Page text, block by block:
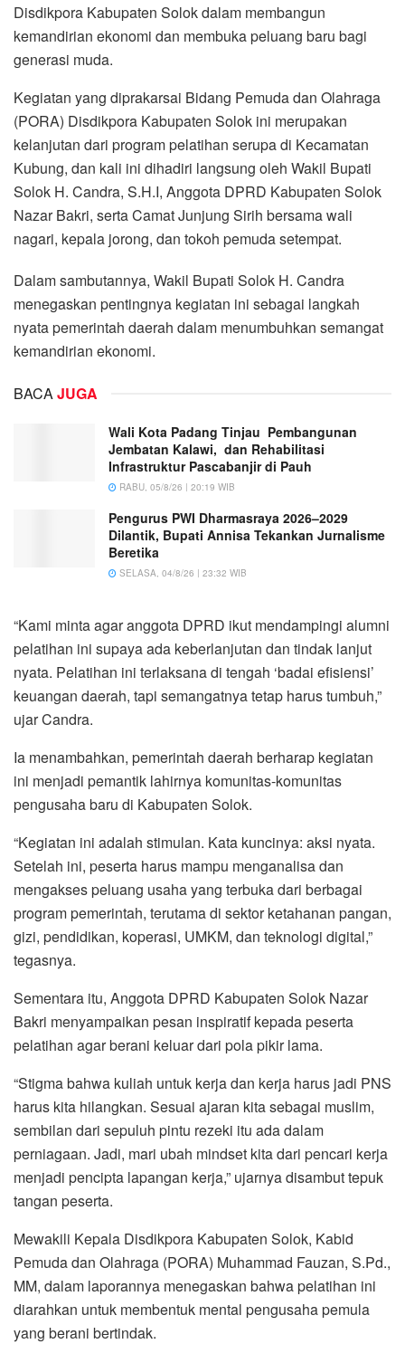
Disdikpora Kabupaten Solok dalam membangun
kemandirian ekonomi dan membuka peluang baru bagi
generasi muda.
Kegiatan yang diprakarsai Bidang Pemuda dan Olahraga
(PORA) Disdikpora Kabupaten Solok ini merupakan
kelanjutan dari program pelatihan serupa di Kecamatan
Kubung, dan kali ini dihadiri langsung oleh Wakil Bupati
Solok H. Candra, S.H.I, Anggota DPRD Kabupaten Solok
Nazar Bakri, serta Camat Junjung Sirih bersama wali
nagari, kepala jorong, dan tokoh pemuda setempat.
Dalam sambutannya, Wakil Bupati Solok H. Candra
menegaskan pentingnya kegiatan ini sebagai langkah
nyata pemerintah daerah dalam menumbuhkan semangat
kemandirian ekonomi.
BACAJUGA
Wali Kota Padang Tinjau Pembangunan
Jembatan Kalawi, dan Rehabilitasi
Infrastruktur Pascabanjir di Pauh
RABU, 05/8/26 | 20:19 WIB
Pengurus PWI Dharmasraya 2026–2029
Dilantik, Bupati Annisa Tekankan Jurnalisme
Beretika
SELASA, 04/8/26 | 23:32 WIB
“Kami minta agar anggota DPRD ikut mendampingi alumni
pelatihan ini supaya ada keberlanjutan dan tindak lanjut
nyata. Pelatihan ini terlaksana di tengah ‘badai efisiensi’
keuangan daerah, tapi semangatnya tetap harus tumbuh,”
ujar Candra.
Ia menambahkan, pemerintah daerah berharap kegiatan
ini menjadi pemantik lahirnya komunitas-komunitas
pengusaha baru di Kabupaten Solok.
“Kegiatan ini adalah stimulan. Kata kuncinya: aksi nyata.
Setelah ini, peserta harus mampu menganalisa dan
mengakses peluang usaha yang terbuka dari berbagai
program pemerintah, terutama di sektor ketahanan pangan,
gizi, pendidikan, koperasi, UMKM, dan teknologi digital,”
tegasnya.
Sementara itu, Anggota DPRD Kabupaten Solok Nazar
Bakri menyampaikan pesan inspiratif kepada peserta
pelatihan agar berani keluar dari pola pikir lama.
“Stigma bahwa kuliah untuk kerja dan kerja harus jadi PNS
harus kita hilangkan. Sesuai ajaran kita sebagai muslim,
sembilan dari sepuluh pintu rezeki itu ada dalam
perniagaan. Jadi, mari ubah mindset kita dari pencari kerja
menjadi pencipta lapangan kerja,” ujarnya disambut tepuk
tangan peserta.
Mewakili Kepala Disdikpora Kabupaten Solok, Kabid
Pemuda dan Olahraga (PORA) Muhammad Fauzan, S.Pd.,
MM, dalam laporannya menegaskan bahwa pelatihan ini
diarahkan untuk membentuk mental pengusaha pemula
yang berani bertindak.